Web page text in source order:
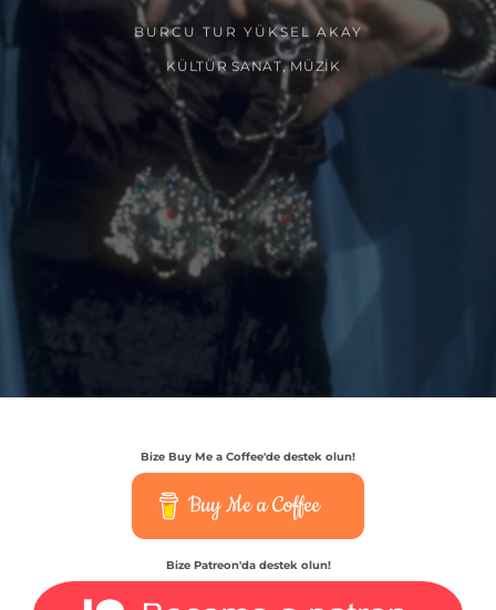
BURCU TUR YÜKSEL AKAY
KÜLTÜR SANAT,MÜZIK
Bize Buy Me a Coffee'de destek olun!
Buy Me a Coffee
Bize Patreon'da destek olun!